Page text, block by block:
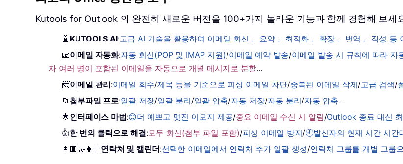
Kutools for Outlook 의 완전히 새로운 버전을 100+가지 놀라운 기능과 함께 경험해 보세
🤖 KUTOOLS AI:고급 AI 기술을 활용하여 이메일 회신， 요약， 최적화， 확장， 번역， 작성 등
📧이메일 자동화:자동 회신(POP 및 IMAP 지원)/이메일 예약 발송/이메일 발송 시 규칙에 따라 자
자 여러 명이 포함된 이메일을 자동으로 개별 메시지로 분할...
📨이메일 관리:이메일 회수/제목 등을 기준으로 피싱 이메일 차단/중복된 이메일 삭제/고급 검색/
📁 첨부파일 프로:일괄 저장/일괄 분리/일괄 압축/자동 저장/자동 분리/자동 압축...
🌟인터페이스 마법:😊더 예쁘고 멋진 이모지 제공/중요 이메일 수신 시 알림/Outlook 종료 대신
👍한 번의 클릭으로 해결:모두 회신(첨부 파일 포함)/피싱 이메일 방지/🕘발신자의 현재 시간 시간
👩🏼‍🤝‍👩🏻연락처 및 캘린더:선택한 이메일에서 연락처 추가 일괄 생성/연락처 그룹를 개별 그룹